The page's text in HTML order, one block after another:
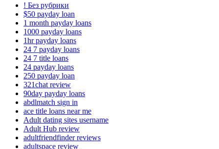
! Без рубрики
$50 payday loan
1 month payday loans
1000 payday loans
1hr payday loans
24 7 payday loans
24 7 title loans
24 payday loans
250 payday loan
321chat review
90day payday loans
abdlmatch sign in
ace title loans near me
Adult dating sites username
Adult Hub review
adultfriendfinder reviews
adultspace review